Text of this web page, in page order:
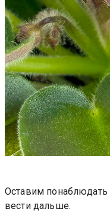
Оставим понаблюдать
вести дальше.